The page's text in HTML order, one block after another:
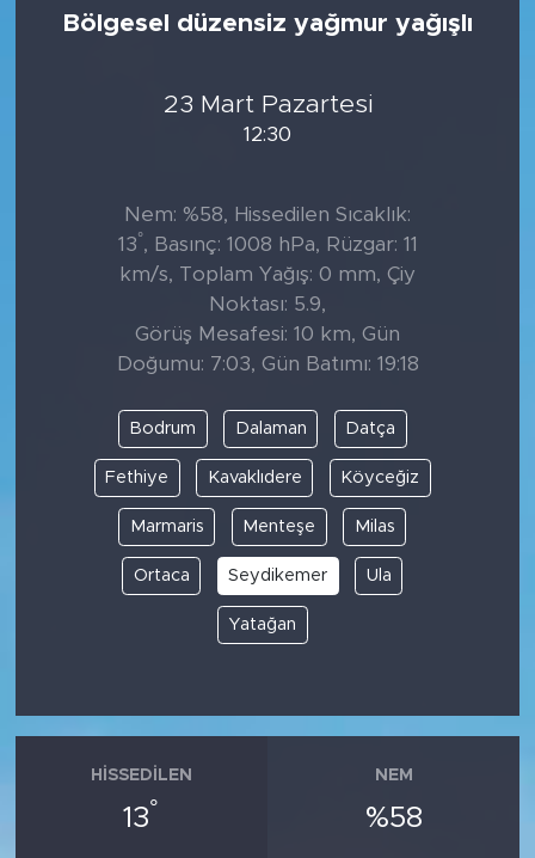
Bölgesel düzensiz yağmur yağışlı
23 Mart Pazartesi
12:30
Nem: %58, Hissedilen Sıcaklık:
13°, Basınç: 1008 hPa, Rüzgar: 11
km/s, Toplam Yağış: 0 mm, Çiy
Noktası: 5.9,
Görüş Mesafesi: 10 km, Gün
Doğumu: 7:03, Gün Batımı: 19:18
Bodrum Dalaman Datça
Fethiye Kavaklıdere Köyceğiz
Marmaris Menteşe Milas
Ortaca Seydikemer Ula
Yatağan
HISSEDILEN
13°
NEM
%58